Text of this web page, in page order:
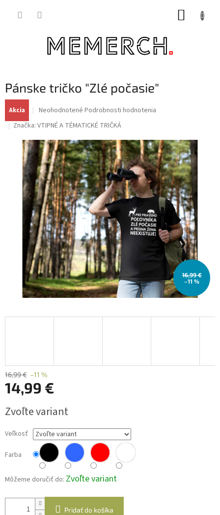
Pánske tričko "Zlé počasie"
Akcia
Priemerné
produktu
je
0,0
z
5
hviezdičiek.
Neohodnotené Podrobnosti hodnotenia
Značka: VTIPNÉ A TÉMATICKÉ TRIČKÁ
16,99 €
–11 %
16,99 € –11 %
14,99 €
cena:
Zvoľte variant
Veľkosť
Farba
Môžeme doručiť do: Zvoľte variant
Pridať do košíka